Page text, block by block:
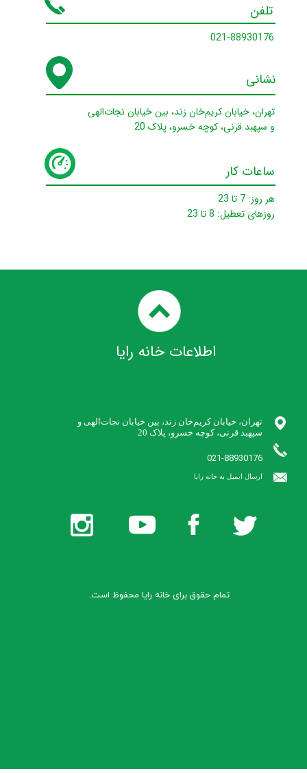
تلفن
021-88930176
نشانی
تهران، خیابان کریم‌خان زند،‌ بین خیابان نجات‌الهی
و سپهبد قرنی، کوچه خسرو، پلاک 20
ساعات کار
هر روز: 7 تا 23
روزهای تعطیل: 8 تا 23​​​​​​​
اطلاعات خانه رایا
تهران، خیابان کریم‌خان زند،‌ بین خیابان نجات‌الهی و
021-88930176
​ارسال ایمیل به خانه رایا
تمام حقوق برای خانه رایا محفوظ است.​​​​​​​